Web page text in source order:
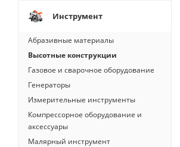
Инструмент
Абразивные материалы
Высотные конструкции
Газовое и сварочное оборудование
Генераторы
Измерительные инструменты
Компрессорное оборудование и
аксессуары
Малярный инструмент